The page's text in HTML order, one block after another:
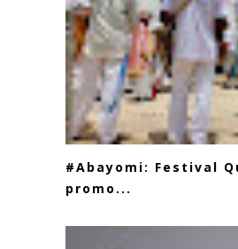
#Abayomi: Festival
promo...